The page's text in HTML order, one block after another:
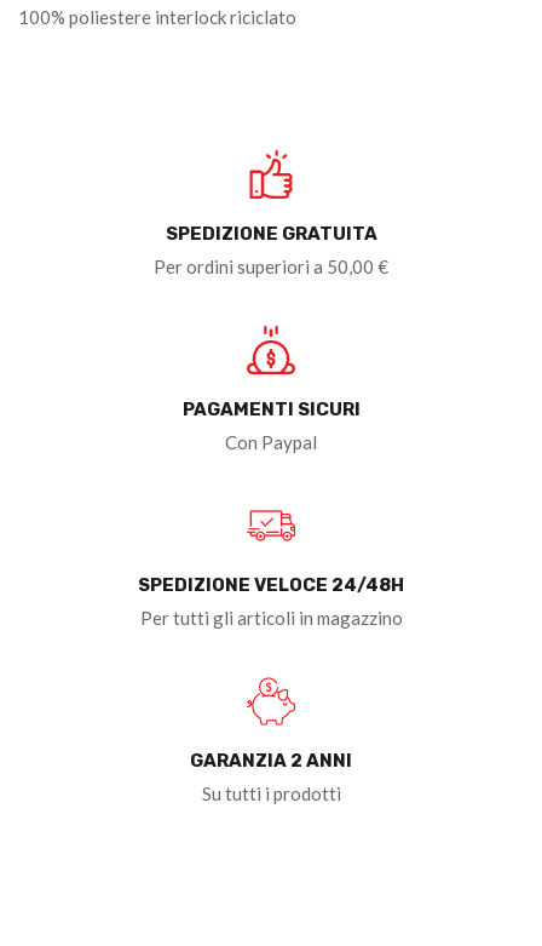
100% poliestere interlock riciclato
SPEDIZIONE GRATUITA
Per ordini superiori a 50,00 €
PAGAMENTI SICURI
Con Paypal
SPEDIZIONE VELOCE 24/48H
Per tutti gli articoli in magazzino
GARANZIA 2 ANNI
Su tutti i prodotti